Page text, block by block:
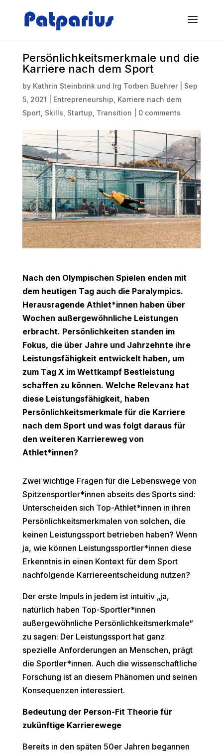
Persönlichkeitsmerkmale und die
Karriere nach dem Sport
by Kathrin Steinbrink und Irg Torben Buehrer| Sep
5, 2021
Entrepreneurship Karriere nach dem
Sport Skills Startup Transition 0 comments
Nach den Olympischen Spielen enden mit
dem heutigen Tag auch die Paralympics.
Herausragende Athlet*innen haben über
Wochen außergewöhnliche Leistungen
erbracht. Persönlichkeiten standen im
Fokus, die über Jahre und Jahrzehnte ihre
Leistungsfähigkeit entwickelt haben, um
zum Tag X im Wettkampf Bestleistung
schaffen zu können. Welche Relevanz hat
diese Leistungsfähigkeit, haben
Persönlichkeitsmerkmale für die Karriere
nach dem Sport und was folgt daraus für
den weiteren Karriereweg von
Athlet*innen?
Zwei wichtige Fragen für die Lebenswege von
Spitzensportler*innen abseits des Sports sind:
Unterscheiden sich Top-Athlet*innen in ihren
Persönlichkeitsmerkmalen von solchen, die
keinen Leistungssport betrieben haben? Wenn
ja, wie können Leistungssportler*innen diese
Erkenntnis in einen Kontext für dem Sport
nachfolgende Karriereentscheidung nutzen?
Der erste Impuls in jedem ist intuitiv „ja,
natürlich haben Top-Sportler*innen
außergewöhnliche Persönlichkeitsmerkmale“
zu sagen: Der Leistungssport hat ganz
spezielle Anforderungen an Menschen, prägt
die Sportler*innen. Auch die wissenschaftliche
Forschung ist an diesem Phänomen und seinen
Konsequenzen interessiert.
Bedeutung der Person-Fit Theorie für
zukünftige Karrierewege
Bereits in den späten 50er Jahren begannen